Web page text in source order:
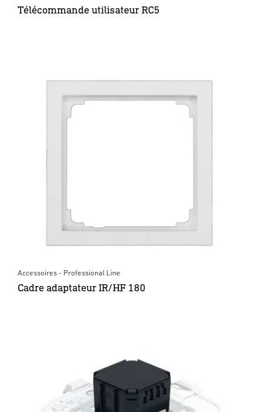
Télécommande utilisateur RC5
Accessoires - Professional Line
Cadre adaptateur IR/HF 180